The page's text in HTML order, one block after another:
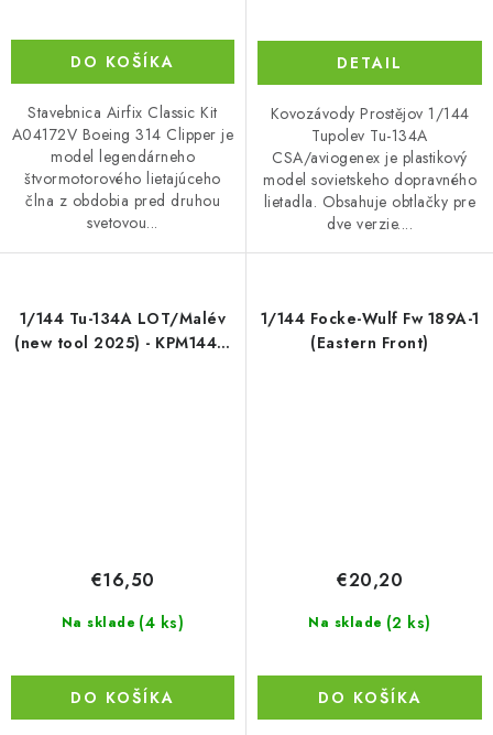
DO KOŠÍKA
Stavebnica Airfix Classic Kit
A04172V Boeing 314 Clipper je
model legendárneho
štvormotorového lietajúceho
člna z obdobia pred druhou
svetovou...
DETAIL
Kovozávody Prostějov 1/144
Tupolev Tu-134A
CSA/aviogenex je plastikový
model sovietskeho dopravného
lietadla. Obsahuje obtlačky pre
dve verzie....
1/144 Tu-134A LOT/Malév
(new tool 2025) - KPM14411
Na sklade (4 ks)
€16,50
DO KOŠÍKA
1/144 Focke-Wulf Fw 189A-1
(Eastern Front)
Na sklade (2 ks)
€20,20
DO KOŠÍKA